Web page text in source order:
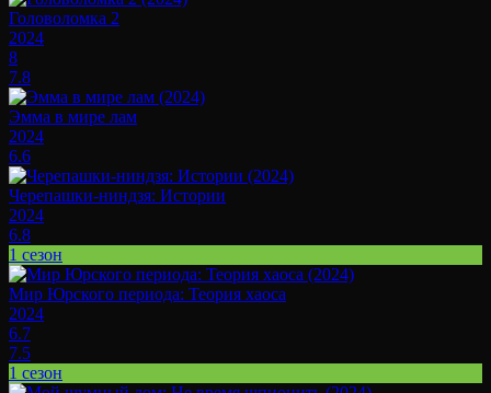
Головоломка 2
2024
8
7.8
Эмма в мире лам
2024
6.6
Черепашки-ниндзя: Истории
2024
6.8
1 сезон
Мир Юрского периода: Теория хаоса
2024
6.7
7.5
1 сезон